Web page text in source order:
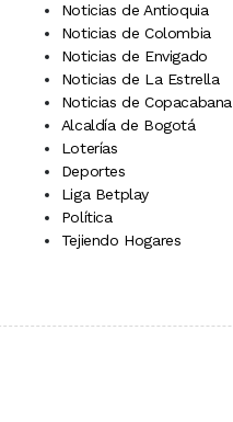
Noticias de Antioquia
Noticias de Colombia
Noticias de Envigado
Noticias de La Estrella
Noticias de Copacabana
Alcaldía de Bogotá
Loterías
Deportes
Liga Betplay
Política
Tejiendo Hogares